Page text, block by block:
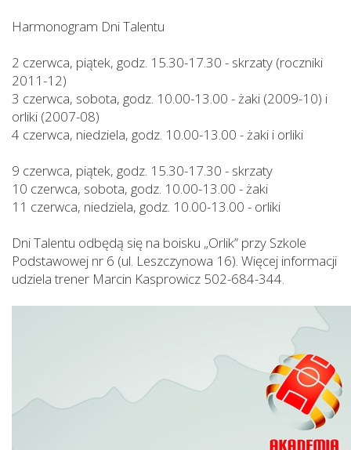
Harmonogram Dni Talentu
2 czerwca, piątek, godz. 15.30-17.30 - skrzaty (roczniki
2011-12)
3 czerwca, sobota, godz. 10.00-13.00 - żaki (2009-10) i
orliki (2007-08)
4 czerwca, niedziela, godz. 10.00-13.00 - żaki i orliki
9 czerwca, piątek, godz. 15.30-17.30 - skrzaty
10 czerwca, sobota, godz. 10.00-13.00 - żaki
11 czerwca, niedziela, godz. 10.00-13.00 - orliki
Dni Talentu odbędą się na boisku „Orlik” przy Szkole
Podstawowej nr 6 (ul. Leszczynowa 16). Więcej informacji
udziela trener Marcin Kasprowicz 502-684-344.